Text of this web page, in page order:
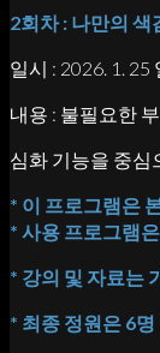
2회차 : 나만의 색
일시 : 2026. 1.
내용 : 불필요한
심화 기능을 중심
* 이 프로그램은
* 사용 프로그램
* 강의 및 자료는
* 최종 정원은 6명